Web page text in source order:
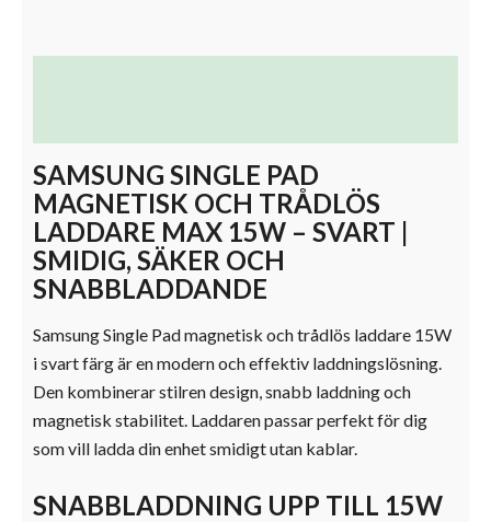
SAMSUNG SINGLE PAD
MAGNETISK OCH TRÅDLÖS
LADDARE MAX 15W – SVART |
SMIDIG, SÄKER OCH
SNABBLADDANDE
Samsung Single Pad magnetisk och trådlös laddare 15W
i svart färg är en modern och effektiv laddningslösning.
Den kombinerar stilren design, snabb laddning och
magnetisk stabilitet. Laddaren passar perfekt för dig
som vill ladda din enhet smidigt utan kablar.
SNABBLADDNING UPP TILL 15W